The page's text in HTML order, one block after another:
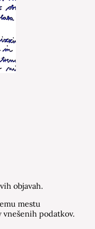
objavah.
mestu
vnešenih podatkov.